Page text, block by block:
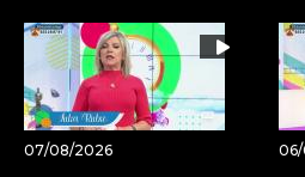
artículo
07/08/2026